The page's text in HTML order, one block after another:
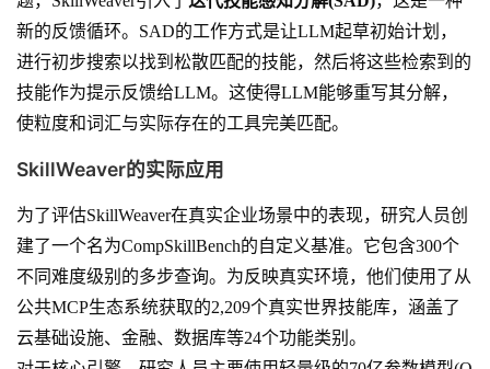
新的反馈循环。SAD的工作方式是让LLM起草初始计划，
进行初步搜索以找到松散匹配的技能，然后将这些检索到的
技能作为提示反馈给LLM。这使得LLM能够重写其分解，
使粒度和词汇与实际存在的工具完美匹配。
SkillWeaver的实际应用
为了评估SkillWeaver在真实企业场景中的表现，研究人员创
建了一个名为CompSkillBench的自定义基准。它包含300个
不同难度级别的多步查询。为反映真实环境，他们使用了从
公共MCP生态系统获取的2,209个真实世界技能库，涵盖了
云基础设施、金融、数据库等24个功能类别。